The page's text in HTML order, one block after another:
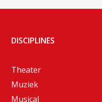
DISCIPLINES
Theater
Muziek
Musical